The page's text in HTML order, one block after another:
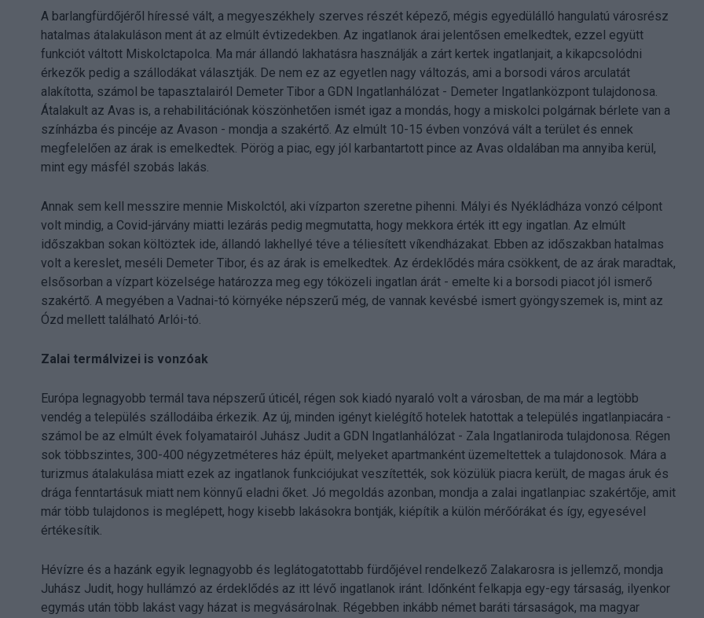
A barlangfürdőjéről híressé vált, a megyeszékhely szerves részét képező, mégis egyedülálló hangulatú városrész
hatalmas átalakuláson ment át az elmúlt évtizedekben. Az ingatlanok árai jelentősen emelkedtek, ezzel együtt
funkciót váltott Miskolctapolca. Ma már állandó lakhatásra használják a zárt kertek ingatlanjait, a kikapcsolódni
érkezők pedig a szállodákat választják. De nem ez az egyetlen nagy változás, ami a borsodi város arculatát
alakította, számol be tapasztalairól Demeter Tibor a GDN Ingatlanhálózat - Demeter Ingatlanközpont tulajdonosa.
Átalakult az Avas is, a rehabilitációnak köszönhetően ismét igaz a mondás, hogy a miskolci polgárnak bérlete van a
színházba és pincéje az Avason - mondja a szakértő. Az elmúlt 10-15 évben vonzóvá vált a terület és ennek
megfelelően az árak is emelkedtek. Pörög a piac, egy jól karbantartott pince az Avas oldalában ma annyiba kerül,
mint egy másfél szobás lakás.
Annak sem kell messzire mennie Miskolctól, aki vízparton szeretne pihenni. Mályi és Nyékládháza vonzó célpont
volt mindig, a Covid-járvány miatti lezárás pedig megmutatta, hogy mekkora érték itt egy ingatlan. Az elmúlt
időszakban sokan költöztek ide, állandó lakhellyé téve a téliesített víkendházakat. Ebben az időszakban hatalmas
volt a kereslet, meséli Demeter Tibor, és az árak is emelkedtek. Az érdeklődés mára csökkent, de az árak maradtak,
elsősorban a vízpart közelsége határozza meg egy tóközeli ingatlan árát - emelte ki a borsodi piacot jól ismerő
szakértő. A megyében a Vadnai-tó környéke népszerű még, de vannak kevésbé ismert gyöngyszemek is, mint az
Ózd mellett található Arlói-tó.
Zalai termálvizei is vonzóak
Európa legnagyobb termál tava népszerű úticél, régen sok kiadó nyaraló volt a városban, de ma már a legtöbb
vendég a település szállodáiba érkezik. Az új, minden igényt kielégítő hotelek hatottak a település ingatlanpiacára -
számol be az elmúlt évek folyamatairól Juhász Judit a GDN Ingatlanhálózat - Zala Ingatlaniroda tulajdonosa. Régen
sok többszintes, 300-400 négyzetméteres ház épült, melyeket apartmanként üzemeltettek a tulajdonosok. Mára a
turizmus átalakulása miatt ezek az ingatlanok funkciójukat veszítették, sok közülük piacra került, de magas áruk és
drága fenntartásuk miatt nem könnyű eladni őket. Jó megoldás azonban, mondja a zalai ingatlanpiac szakértője, amit
már több tulajdonos is meglépett, hogy kisebb lakásokra bontják, kiépítik a külön mérőórákat és így, egyesével
értékesítik.
Hévízre és a hazánk egyik legnagyobb és leglátogatottabb fürdőjével rendelkező Zalakarosra is jellemző, mondja
Juhász Judit, hogy hullámzó az érdeklődés az itt lévő ingatlanok iránt. Időnként felkapja egy-egy társaság, ilyenkor
egymás után több lakást vagy házat is megvásárolnak. Régebben inkább német baráti társaságok, ma magyar